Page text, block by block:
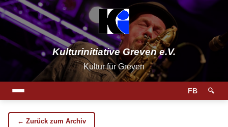
Kulturinitiative Greven e.V.
Kultur für Greven
FB 🔍
← Zurück zum Archiv